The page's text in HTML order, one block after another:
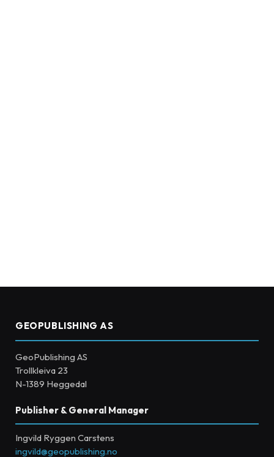
GEOPUBLISHING AS
GeoPublishing AS
Trollkleiva 23
N-1389 Heggedal
Publisher & General Manager
Ingvild Ryggen Carstens
ingvild@geopublishing.no